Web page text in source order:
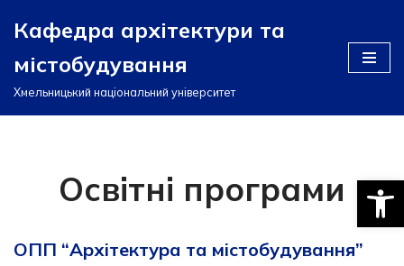
Перейти
до
вмісту
Кафедра архітектури та
містобудування
Хмельницький національний університет
Освітні програми
ОПП “Архітектура та містобудування”